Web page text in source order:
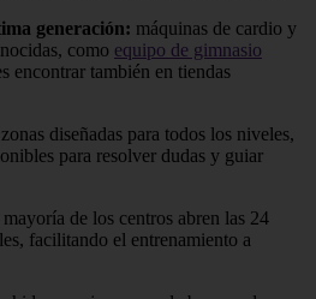
generación: máquinas de cardio y
como equipo de gimnasio
encontrar también en tiendas
zonas diseñadas para todos los niveles,
para resolver dudas y guiar
mayoría de los centros abren las 24
facilitando el entrenamiento a